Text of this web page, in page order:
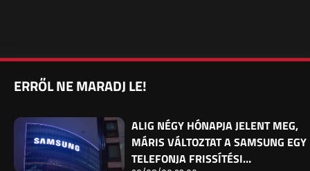
ERRŐL NE MARADJ LE!
ALIG NÉGY HÓNAPJA JELENT MEG,
MÁRIS VÁLTOZTAT A SAMSUNG EGY
TELEFONJA FRISSÍTÉSI…